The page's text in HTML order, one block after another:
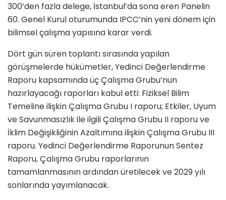
300’den fazla delege, İstanbul’da sona eren Panelin
60. Genel Kurul oturumunda IPCC’nin yeni dönem için
bilimsel çalışma yapısına karar verdi.
Dört gün süren toplantı sırasında yapılan
görüşmelerde hükümetler, Yedinci Değerlendirme
Raporu kapsamında üç Çalışma Grubu’nun
hazırlayacağı raporları kabul etti: Fiziksel Bilim
Temeline ilişkin Çalışma Grubu I raporu; Etkiler, Uyum
ve Savunmasızlık ile ilgili Çalışma Grubu II raporu ve
İklim Değişikliğinin Azaltımına ilişkin Çalışma Grubu III
raporu. Yedinci Değerlendirme Raporunun Sentez
Raporu, Çalışma Grubu raporlarının
tamamlanmasının ardından üretilecek ve 2029 yılı
sonlarında yayımlanacak.